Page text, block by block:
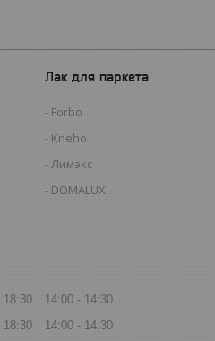
Лак для паркета
Forbo
Kneho
Лимэкс
DOMALUX
18:30 14:00
14:30
18:30 14:00 14:30